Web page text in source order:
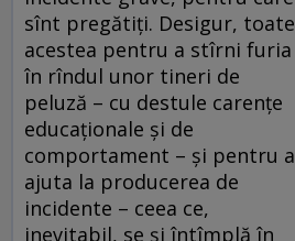
sînt pregătiţi. Desigur, toate
acestea pentru a stîrni furia
în rîndul unor tineri de
peluză – cu destule carenţe
educaţionale şi de
comportament – şi pentru a
ajuta la producerea de
incidente – ceea ce,
inevitabil, se şi întîmplă în